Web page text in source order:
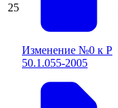
25
Изменение №0 к Р
50.1.055-2005